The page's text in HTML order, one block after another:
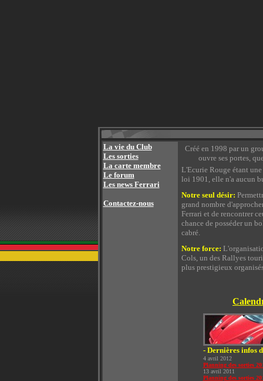
La vie du Club
Les sorties
La carte membre
Le forum
Les news Ferrari
Contactez-nous
Créé en 1998 par un
ouvre ses portes,
L'Ecurie Rouge étant
loi 1901, elle n'a aucun
Notre seul désir:
grand nombre
Ferrari et de rencontrer
chance de posséder un
cabré.
Notre force:
Cols, un des Rallyes
plus prestigieux
- Dernières infos
4 avril 2012
Planning des sorties
13 avril 2011
Planning des sorties